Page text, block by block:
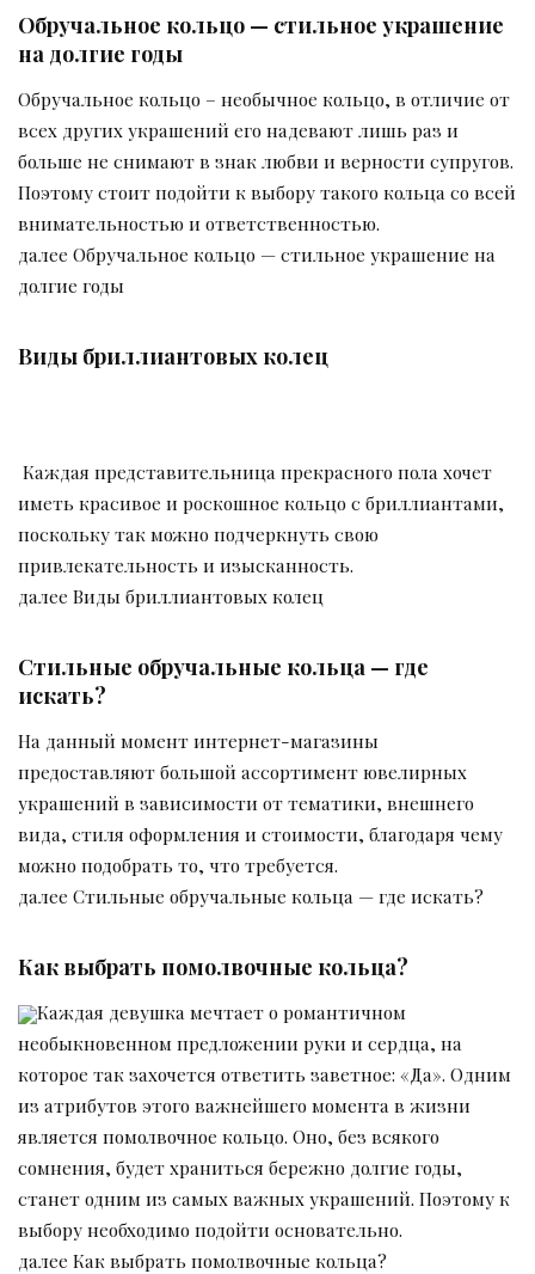
Обручальное кольцо — стильное украшение
на долгие годы
Обручальное кольцо – необычное кольцо, в отличие от
всех других украшений его надевают лишь раз и
больше не снимают в знак любви и верности супругов.
Поэтому стоит подойти к выбору такого кольца со всей
внимательностью и ответственностью.
далее Обручальное кольцо — стильное украшение на
долгие годы
Виды бриллиантовых колец
Каждая представительница прекрасного пола хочет
иметь красивое и роскошное кольцо с бриллиантами,
поскольку так можно подчеркнуть свою
привлекательность и изысканность.
далее Виды бриллиантовых колец
Стильные обручальные кольца — где
искать?
На данный момент интернет-магазины
предоставляют большой ассортимент ювелирных
украшений в зависимости от тематики, внешнего
вида, стиля оформления и стоимости, благодаря чему
можно подобрать то, что требуется.
далее Стильные обручальные кольца — где искать?
Как выбрать помолвочные кольца?
Каждая девушка мечтает о романтичном
необыкновенном предложении руки и сердца, на
которое так захочется ответить заветное: «Да». Одним
из атрибутов этого важнейшего момента в жизни
является помолвочное кольцо. Оно, без всякого
сомнения, будет храниться бережно долгие годы,
станет одним из самых важных украшений. Поэтому к
выбору необходимо подойти основательно.
далее Как выбрать помолвочные кольца?